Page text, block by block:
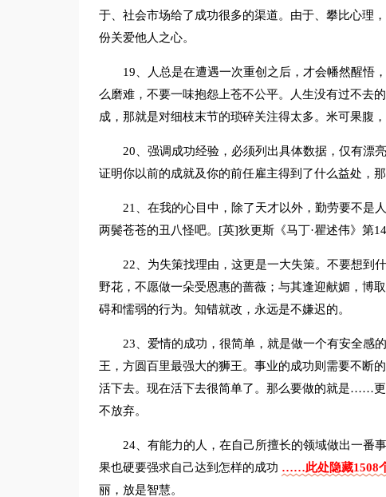
于、社会市场给了成功很多的渠道。由于、攀比心理
份关爱他人之心。
19、人总是在遭遇一次重创之后，才会幡然醒悟
么磨难，不要一味抱怨上苍不公平。人生没有过不去
成，那就是对细枝末节的琐碎关注得太多。米可果腹
20、强调成功经验，必须列出具体数据，仅有漂
证明你以前的成就及你的前任雇主得到了什么益处，
21、在我的心目中，除了天才以外，勤劳要不是
两鬓苍苍的丑八怪吧。[英]狄更斯《马丁·瞿述伟》第
22、为失策找理由，这更是一大失策。不要想到
野花，不愿做一朵受恩惠的蔷薇；与其逢迎献媚，博
碍和懦弱的行为。知错就改，永远是不嫌迟的。
23、爱情的成功，很简单，就是做一个有安全感
王，方圆百里最强大的狮王。事业的成功则需要不
活下去。现在活下去很简单了。那么要做的就是……
不放弃。
24、有能力的人，在自己所擅长的领域做出一番
果也硬要强求自己达到怎样的成功 ……此处隐藏1508
丽，放是智慧。